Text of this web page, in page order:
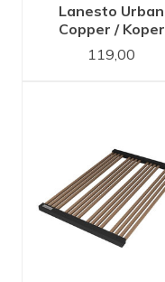
Lanesto Urban
Copper / Koper
inzetbakje voor
spoelbak
119,00